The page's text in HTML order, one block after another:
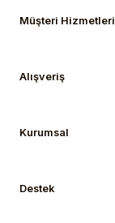
Müşteri Hizmetleri
Alışveriş
Kurumsal
Destek